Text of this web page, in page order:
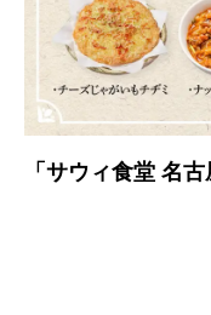
「サウィ食堂 名